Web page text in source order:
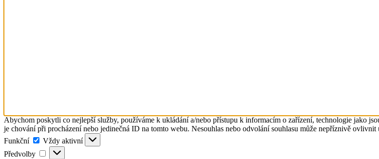
Abychom poskytli co nejlepší služby, používáme k ukládání a/nebo přístupu k informacím o zařízení, technologie jako
je chování při procházení nebo jedinečná ID na tomto webu. Nesouhlas nebo odvolání souhlasu může nepříznivě ovlivnit
Funkční
Funkční
Vždy aktivní
Předvolby
Předvolby